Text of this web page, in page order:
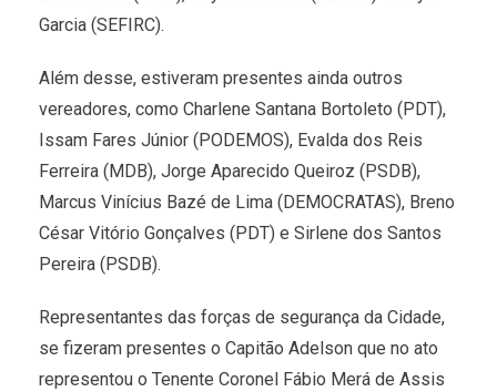
Garcia (SEFIRC).
Além desse, estiveram presentes ainda outros
vereadores, como Charlene Santana Bortoleto (PDT),
Issam Fares Júnior (PODEMOS), Evalda dos Reis
Ferreira (MDB), Jorge Aparecido Queiroz (PSDB),
Marcus Vinícius Bazé de Lima (DEMOCRATAS), Breno
César Vitório Gonçalves (PDT) e Sirlene dos Santos
Pereira (PSDB).
Representantes das forças de segurança da Cidade,
se fizeram presentes o Capitão Adelson que no ato
representou o Tenente Coronel Fábio Merá de Assis